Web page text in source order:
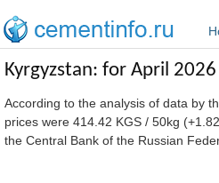
Kyrgyzstan: for April
According to the analysis of data by
prices were 414.42 KGS / 50kg
the Central Bank of the Russian